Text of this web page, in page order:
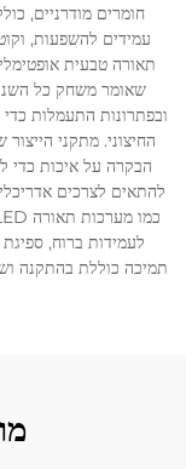
חומרים מודרניים,
תאורה טבעית
החיצוני. מתקני
הבקרה על איכות כדי
להתאים לצרכים
לעמידות ברוח,
תמיכה כוללת בהתקנה